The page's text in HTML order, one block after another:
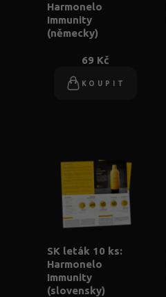
Harmonelo
Immunity
(německy)
69 Kč
KOUPIT
SK leták 10 ks:
Harmonelo
Immunity
(slovensky)